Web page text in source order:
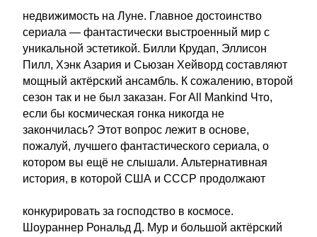
недвижимость на Луне. Главное достоинство
сериала — фантастически выстроенный мир с
уникальной эстетикой. Билли Крудап, Эллисон
Пилл, Хэнк Азария и Сьюзан Хейворд составляют
мощный актёрский ансамбль. К сожалению, второй
сезон так и не был заказан. For All Mankind Что,
если бы космическая гонка никогда не
закончилась? Этот вопрос лежит в основе,
пожалуй, лучшего фантастического сериала, о
котором вы ещё не слышали. Альтернативная
история, в которой США и СССР продолжают
конкурировать за господство в космосе.
Шоураннер Рональд Д. Мур и большой актёрский